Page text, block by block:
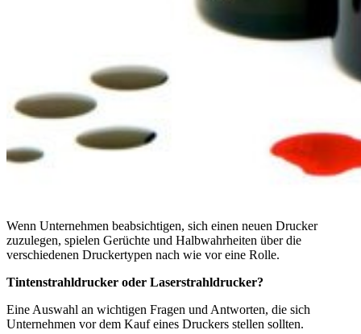
Wenn Unternehmen beabsichtigen, sich einen neuen Drucker
zuzulegen, spielen Gerüchte und Halbwahrheiten über die
verschiedenen Druckertypen nach wie vor eine Rolle.
Tintenstrahldrucker oder Laserstrahldrucker?
Eine Auswahl an wichtigen Fragen und Antworten, die sich
Unternehmen vor dem Kauf eines Druckers stellen sollten.